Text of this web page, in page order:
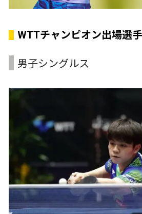
WTTチャンピオン出場選
男子シングルス